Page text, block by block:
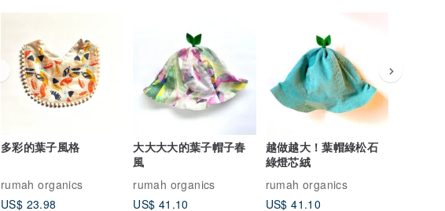
多彩的葉子風格
rumah organics
US$ 23.98
大大大大的葉子帽子春
風
rumah organics
US$ 41.10
越做越大！葉帽綠松石
綠燈芯絨
rumah organics
US$ 41.10